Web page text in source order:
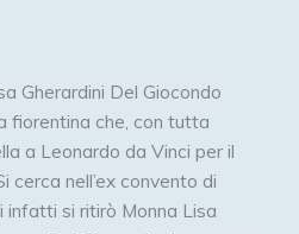
Gherardini Del Giocondo
fiorentina che, con tutta
a Leonardo da Vinci per il
cerca nell’ex convento di
infatti si ritirò Monna Lisa